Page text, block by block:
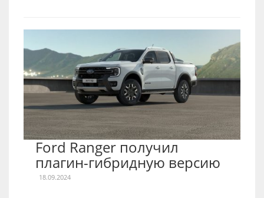
Ford Ranger получил
плагин-гибридную версию
18.09.2024